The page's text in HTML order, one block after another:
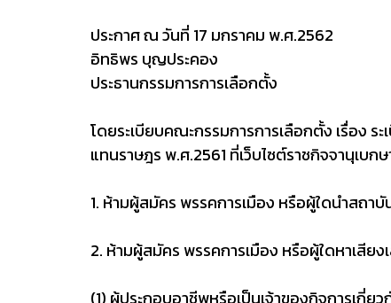
ประกาศ ณ วันที่ 17 มกราคม พ.ศ.2562
อิทธิพร บุญประคอง
ประธานกรรมการการเลือกตั้ง
โดยระเบียบคณะกรรมการการเลือกตั้ง เรื่อง
แทนราษฎร พ.ศ.2561 ที่เว็บไซต์ราชกิจจานุเบ
1. ห้ามผู้สมัคร พรรคการเมือง หรือผู้ใดนำสถา
2. ห้ามผู้สมัคร พรรคการเมือง หรือผู้ใดหาเสีย
(1) ผู้ประกอบอาชีพหรือเป็นเจ้าของกิจการเกี่